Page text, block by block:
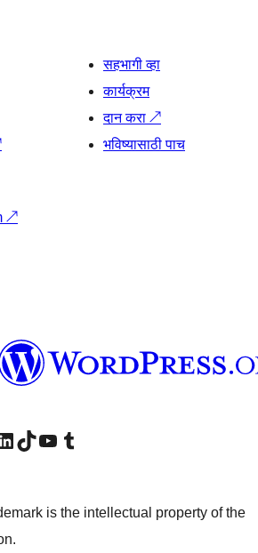
सहभागी व्हा
कार्यक्रम
दान करा ↗
भविष्यासाठी पाच
↗
खात्याला भेट द्या आमच्या टिकटॉक अकाउंटला भेट द्या.आमच्या यूट्यूब चॅनेलला भेट द्या आमच्या टंबलर खात्याला भेट द्या.
is the intellectual property of the